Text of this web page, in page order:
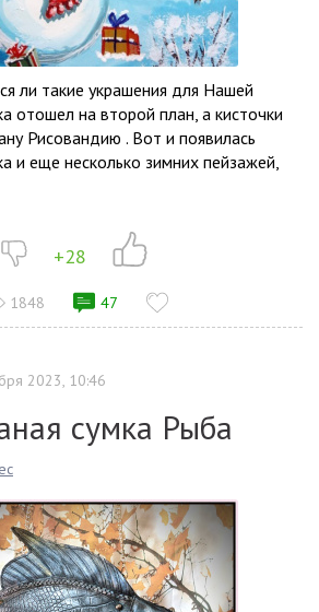
ли такие украшения для Нашей
отошел на второй план, а кисточки
Рисовандию . Вот и появилась
и еще несколько зимних пейзажей,
+28
1848 47
2023, 10:46
сумка Рыба